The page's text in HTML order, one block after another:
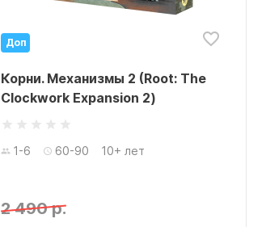
Доп
Корни. Механизмы 2 (Root: The
Clockwork Expansion 2)
1-6 60-90 10+ лет
2 490 р.